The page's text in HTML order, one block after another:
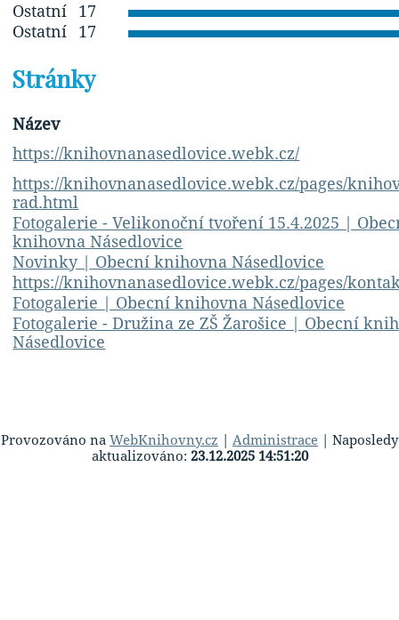
Ostatní
17
Ostatní
17
Stránky
Název
https://knihovnanasedlovice.webk.cz/
https://knihovnanasedlovice.webk.cz/pages/
rad.html
Fotogalerie - Velikonoční tvoření 15.4.2025 |
knihovna Násedlovice
Novinky | Obecní knihovna Násedlovice
https://knihovnanasedlovice.webk.cz/pages/
Fotogalerie | Obecní knihovna Násedlovice
Fotogalerie - Družina ze ZŠ Žarošice | Obecní
Násedlovice
Provozováno na WebKnihovny.cz Administrace | Naposledy
aktualizováno: 23.12.2025 14:51:20